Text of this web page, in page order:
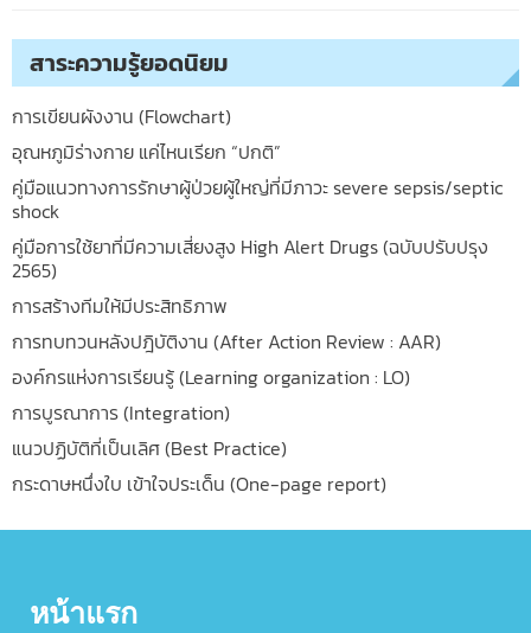
สาระความรู้ยอดนิยม
การเขียนผังงาน (Flowchart)
อุณหภูมิร่างกาย แค่ไหนเรียก “ปกติ”
คู่มือแนวทางการรักษาผู้ป่วยผู้ใหญ่ที่มีภาวะ severe sepsis/septic
shock
คู่มือการใช้ยาที่มีความเสี่ยงสูง High Alert Drugs (ฉบับปรับปรุง
2565)
การสร้างทีมให้มีประสิทธิภาพ
การทบทวนหลังปฎิบัติงาน (After Action Review : AAR)
องค์กรแห่งการเรียนรู้ (Learning organization : LO)
การบูรณาการ (Integration)
แนวปฏิบัติที่เป็นเลิศ (Best Practice)
กระดาษหนึ่งใบ เข้าใจประเด็น (One-page report)
หน้าแรก